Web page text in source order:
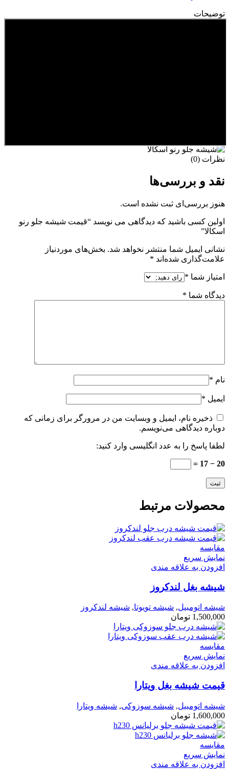
توضیحات
نظرات (0)
نقد و بررسی‌ها
هنوز بررسی‌ای ثبت نشده است.
اولین کسی باشید که دیدگاهی می نویسد “قیمت شیشه جلو رنو
اسکالا”
نشانی ایمیل شما منتشر نخواهد شد. بخش‌های موردنیاز
علامت‌گذاری شده‌اند *
امتیاز شما *
دیدگاه شما *
نام *
ایمیل *
ذخیره نام، ایمیل و وبسایت من در مرورگر برای زمانی که
دوباره دیدگاهی می‌نویسم.
لطفا پاسخ را به عدد انگلیسی وارد کنید:
20 − 17 =
محصولات مرتبط
مقايسه
نمایش سریع
افزودن به علاقه مندی
شیشه بغل لندکروز
شیشه اتومبیل, شیشه تویوتا, شیشه لندکروز
1,500,000 تومان
مقايسه
نمایش سریع
افزودن به علاقه مندی
قیمت شیشه بغل ویتارا
شیشه اتومبیل, شیشه سوزوکی, شیشه ویتارا
1,600,000 تومان
مقايسه
نمایش سریع
افزودن به علاقه مندی